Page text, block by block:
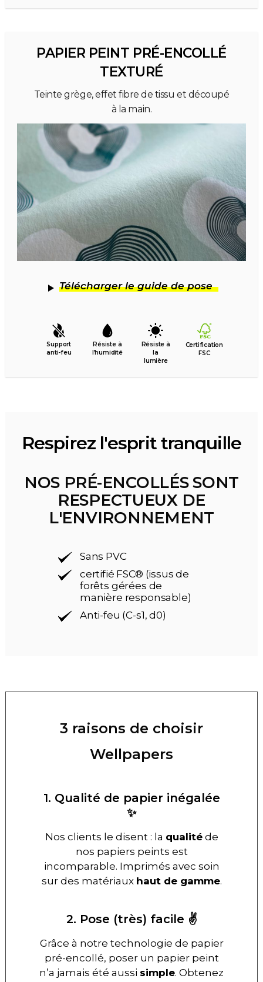
PAPIER PEINT PRÉ-ENCOLLÉ
TEXTURÉ
Teinte grège, effet fibre de tissu et découpé
à la main.
Télécharger le guide de pose
Support
anti-feu
Résiste à
l’humidité
Résiste à
la
lumière
Certification
FSC
Respirez l'esprit tranquille
NOS PRÉ-ENCOLLÉS SONT
RESPECTUEUX DE
L'ENVIRONNEMENT
Sans PVC
certifié FSC® (issus de
forêts gérées de
manière responsable)
Anti-feu (C-s1, d0)
3 raisons de choisir
Wellpapers
1. Qualité de papier inégalée
✨
Nos clients le disent : la qualitéde
nos papiers peints est
incomparable. Imprimés avec soin
sur des matériaux haut de gamme.
2. Pose (très) facile ✌️
Grâce à notre technologie de papier
pré-encollé, poser un papier peint
n’a jamais été aussi simple. Obtenez